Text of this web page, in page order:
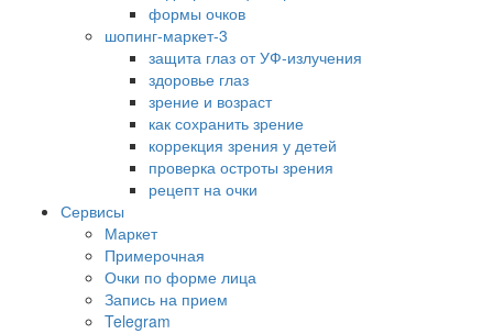
формы очков
шопинг-маркет-3
защита глаз от УФ-излучения
здоровье глаз
зрение и возраст
как сохранить зрение
коррекция зрения у детей
проверка остроты зрения
рецепт на очки
Сервисы
Маркет
Примерочная
Очки по форме лица
Запись на прием
Telegram